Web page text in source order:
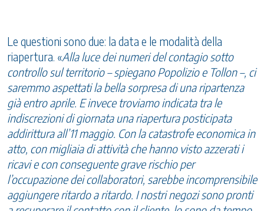
Le questioni sono due: la data e le modalità della
riapertura. «Alla luce dei numeri del contagio sotto
controllo sul territorio – spiegano Popolizio e Tollon –, ci
saremmo aspettati la bella sorpresa di una ripartenza
già entro aprile. E invece troviamo indicata tra le
indiscrezioni di giornata una riapertura posticipata
addirittura all’11 maggio. Con la catastrofe economica in
atto, con migliaia di attività che hanno visto azzerati i
ricavi e con conseguente grave rischio per
l’occupazione dei collaboratori, sarebbe incomprensibile
aggiungere ritardo a ritardo. I nostri negozi sono pronti